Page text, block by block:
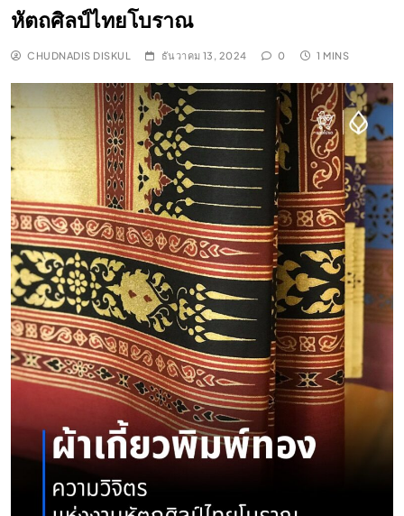
หัตถศิลป์ไทยโบราณ
CHUDNADIS DISKUL ธันวาคม 13, 2024 0 1 MINS